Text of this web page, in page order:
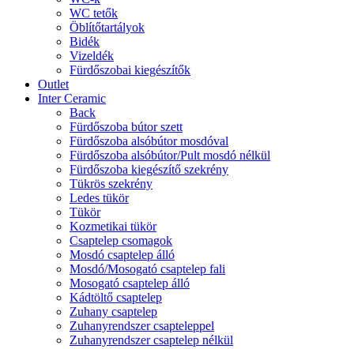
WC tetők
Öblítőtartályok
Bidék
Vizeldék
Fürdőszobai kiegészítők
Outlet
Inter Ceramic
Back
Fürdőszoba bútor szett
Fürdőszoba alsóbútor mosdóval
Fürdőszoba alsóbútor/Pult mosdó nélkül
Fürdőszoba kiegészítő szekrény
Tükrös szekrény
Ledes tükör
Tükör
Kozmetikai tükör
Csaptelep csomagok
Mosdó csaptelep álló
Mosdó/Mosogató csaptelep fali
Mosogató csaptelep álló
Kádtöltő csaptelep
Zuhany csaptelep
Zuhanyrendszer csapteleppel
Zuhanyrendszer csaptelep nélkül